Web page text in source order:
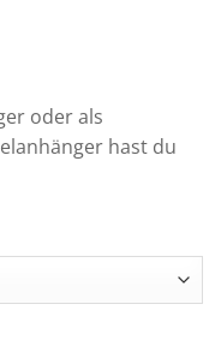
oder als
hast du